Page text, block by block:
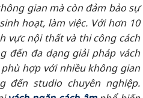
gian mà còn đảm bảo sự
hoạt, làm việc. Với hơn 10
vực nội thất và thi công cách
đến đa dạng giải pháp vách
hợp với nhiều không gian
đến studio chuyên nghiệp.